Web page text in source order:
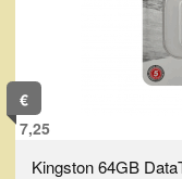
€
7,25
Kingston 64GB